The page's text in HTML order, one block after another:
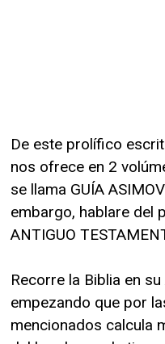
De este prolífico
nos ofrece en 2
se llama GUÍA
embargo, hablare del
ANTIGUO
Recorre la Biblia en
empezando que por
mencionados calcula